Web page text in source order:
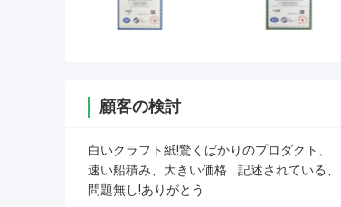
顧客の検討
白いクラフト紙!驚くばかりのプロダクト、
速い船積み、大きい価格….記述されている、
問題無し!ありがとう